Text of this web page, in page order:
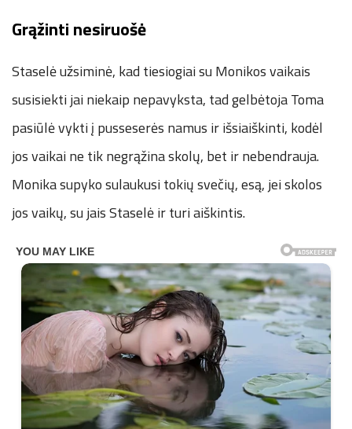
Grąžinti nesiruošė
Staselė užsiminė, kad tiesiogiai su Monikos vaikais
susisiekti jai niekaip nepavyksta, tad gelbėtoja Toma
pasiūlė vykti į pusseserės namus ir išsiaiškinti, kodėl
jos vaikai ne tik negrąžina skolų, bet ir nebendrauja.
Monika supyko sulaukusi tokių svečių, esą, jei skolos
jos vaikų, su jais Staselė ir turi aiškintis.